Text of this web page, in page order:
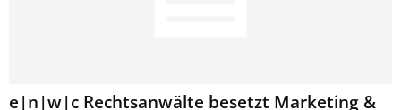
e|n|w|c Rechtsanwälte besetzt Marketing &